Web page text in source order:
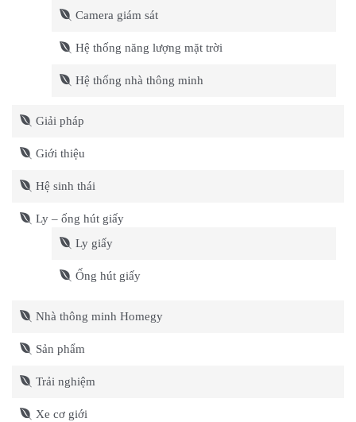
Camera giám sát
Hệ thống năng lượng mặt trời
Hệ thống nhà thông minh
Giải pháp
Giới thiệu
Hệ sinh thái
Ly – ống hút giấy
Ly giấy
Ống hút giấy
Nhà thông minh Homegy
Sản phẩm
Trải nghiệm
Xe cơ giới